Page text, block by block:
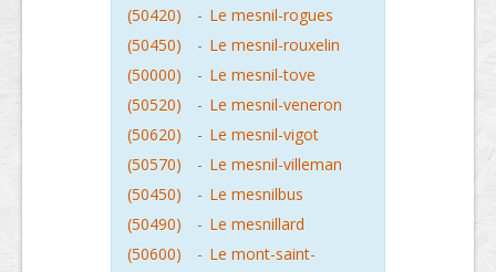
(50420)
- Le mesnil-rogues
(50450)
- Le mesnil-rouxelin
(50000)
- Le mesnil-tove
(50520)
- Le mesnil-veneron
(50620)
- Le mesnil-vigot
(50570)
- Le mesnil-villeman
(50450)
- Le mesnilbus
(50490)
- Le mesnillard
(50600)
- Le mont-saint-